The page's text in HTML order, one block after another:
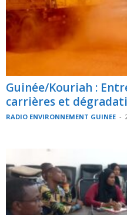
Guinée/Kouriah :
carrières et
RADIO ENVIRONNEMENT GUINEE -